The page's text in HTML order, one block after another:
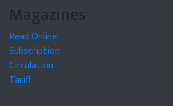
Magazines
Read Online
Subscription
Circulation
Tariff